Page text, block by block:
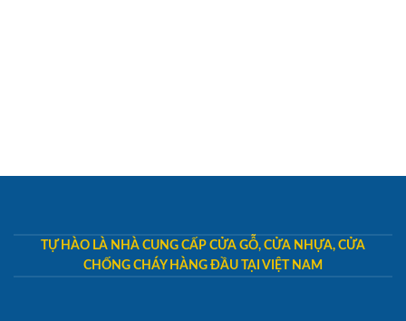
TỰ HÀO LÀ NHÀ CUNG CẤP CỬA GỖ, CỬA NHỰA, CỬA
CHỐNG CHÁY HÀNG ĐẦU TẠI VIỆT NAM